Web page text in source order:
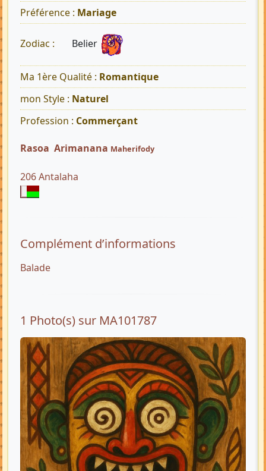
Préférence : Mariage
Zodiac : Belier
Ma 1ère Qualité : Romantique
mon Style : Naturel
Profession : Commerçant
Rasoa Arimanana Maherifody
206 Antalaha
Complément d’informations
Balade
1 Photo(s) sur MA101787